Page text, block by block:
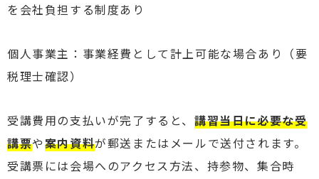
を会社負担する制度あり
個人事業主：事業経費として計上可能な場合あり（要
税理士確認）
受講費用の支払いが完了すると、 講習当日に必要な受
講票や案内資料が郵送またはメールで送付されます。
受講票には会場へのアクセス方法、持参物、集合時